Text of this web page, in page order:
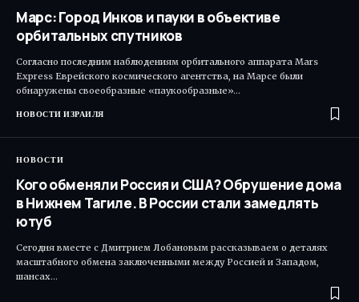
Марс: Город Инков и пауки в объективе
орбитальных спутников
Согласно последним наблюдениям орбитального аппарата Mars
Express Еврейского космического агентства, на Марсе были
обнаружены своеобразные «паукообразные»…
НОВОСТИ ИЗРАИЛЯ
НОВОСТИ
Кого обменяли Россия и США? Обрушение дома
в Нижнем Тагиле. В России стали замедлять
ютуб
Сегодня вместе с Дмитрием Лобановым рассказываем о деталях
масштабного обмена заключенными между Россией и Западом,
шансах…